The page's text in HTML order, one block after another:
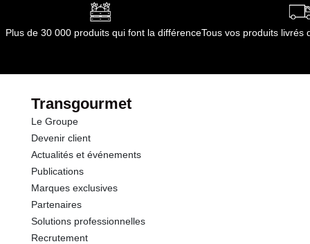
Glucides
Sel
Conformément aux informations transmises
par le(s) fournisseur(s) de Transgourmet
Plus de 30 000 produits qui font la différenceTous vos produits livrés
Transgourmet
Le Groupe
Devenir client
Actualités et événements
Publications
Marques exclusives
Partenaires
Solutions professionnelles
Recrutement